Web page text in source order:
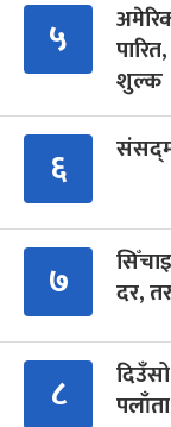
५
शुल्क
६
७
दर,
८